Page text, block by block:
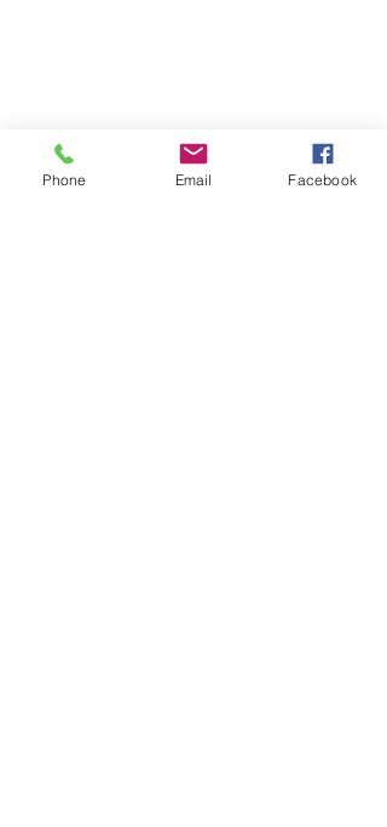
Phone Email Facebook